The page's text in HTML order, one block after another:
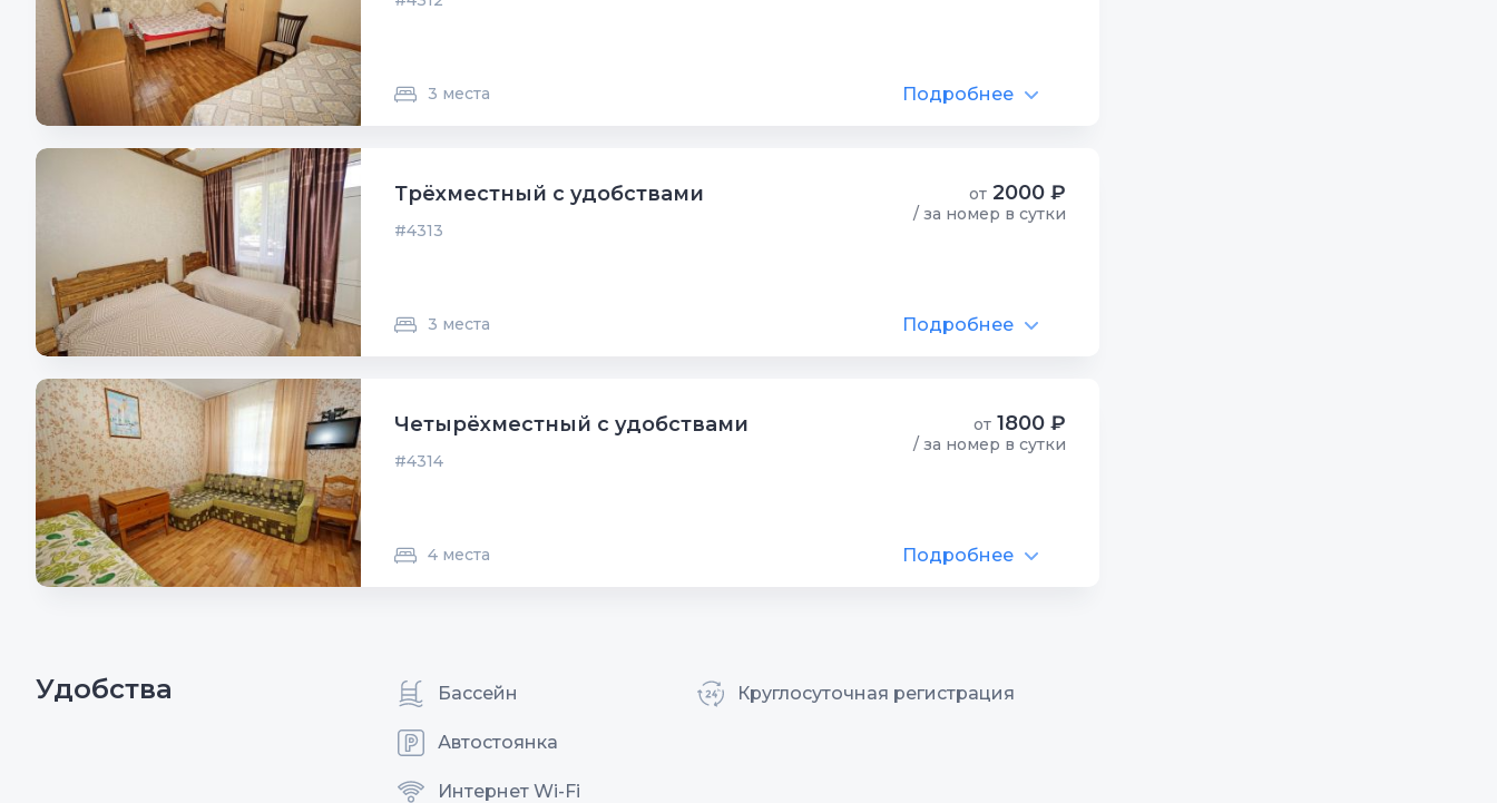
3 места Подробнее
Трёхместный с удобствами
#4313
от 2000 ₽
/ за номер в сутки
3 места Подробнее
Четырёхместный с удобствами
#4314
от 1800 ₽
/ за номер в сутки
4 места Подробнее
Удобства Бассейн
Автостоянка
Интернет Wi-Fi
Круглосуточная регистрация